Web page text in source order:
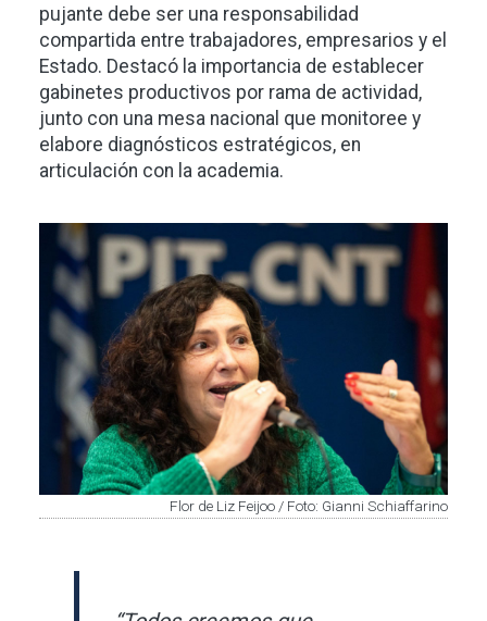
pujante debe ser una responsabilidad
compartida entre trabajadores, empresarios y el
Estado. Destacó la importancia de establecer
gabinetes productivos por rama de actividad,
junto con una mesa nacional que monitoree y
elabore diagnósticos estratégicos, en
articulación con la academia.
Imagen
Flor de Liz Feijoo / Foto: Gianni Schiaffarino